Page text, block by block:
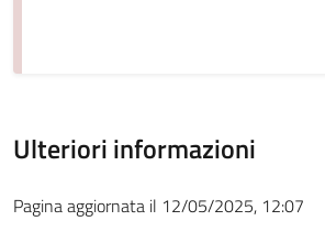
Ulteriori informazioni
Pagina aggiornata il 12/05/2025, 12:07